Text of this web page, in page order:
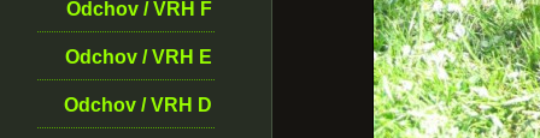
Odchov / VRH F
Odchov / VRH E
Odchov / VRH D